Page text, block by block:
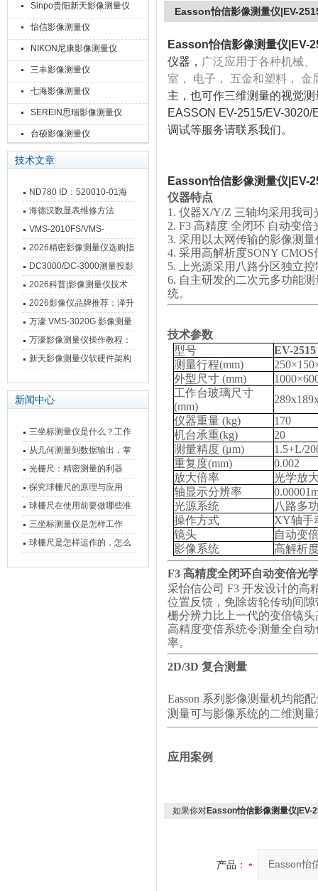
Sinpo贵阳新天影像测量仪
怡信影像测量仪
NIKON尼康影像测量仪
三丰影像测量仪
七海影像测量仪
SEREIN思瑞影像测量仪
台硕影像测量仪
技术文章
ND780 ID：520010-01海
德汉数显表故障维修内容
海德汉数显表维修方法
VMS-2010FS/VMS-
3020FS/VMS-4030FS手动
影像测量仪技术参数
2026精密影像测量仪选购指
南 靠谱品牌一站式选型推荐
DC3000/DC-3000测量投影
仪万濠数据处理器数显表故
障维修方法
2026科普|影像测量仪技术
原理、分类及选型应用
2026影像仪品牌推荐：泽升
影像测量仪选型指南
万濠 VMS-3020G 影像测量
仪技术规格与应用解析
万濠影像测量仪操作教程：
从开机到出报告，新手也能
新天影像测量仪软硬件架构
新闻中心
三坐标测量仪是什么？工作
原理、分类与核心功能一次
讲清
从几何测量到数据输出，掌
握万濠影像测量仪的六大核
心能力
光栅尺：精密测量的利器
探究球栅尺的原理与应用
球栅尺在使用前要做哪些准
备工作？
三坐标测量仪是怎样工作
的，功能有什么优势？
球栅尺是怎样运作的，怎么
Easson怡信影像测量仪|EV-
Easson怡信影像测量仪|EV-
仪器， 广泛应用于各种机械
室， 电子， 五金和塑料，
主，也可作三维测量的视觉
EASSON EV-2515/EV-
调试等服务请联系我们。
Easson怡信影像测量仪|EV-
仪器特点
1. 仪器X/Y/Z 三轴均采用我司
2. F3 高精度 全闭环 自动变倍
3. 采用以太网传输的影像测
4. 采用高解析度SONY CMOS
5.
上光源采用八路分区独立
6. 自主研发的二次元多功能
统。
技术参数
型号
EV-2515
测量行程(mm)
外型尺寸 (mm)
工作台玻璃尺寸
(mm)
仪器重量 (kg)
170
机台承重(kg)
20
测量精度 (μm)
1.5+L/
重复度(mm)
0.002
放大倍率
光学放
轴显示分辨率
0.00001
光源系统
八路多
操作方式
XY轴手
镜头
自动变
影像系统
高解析
F3 高精度全闭环自动变倍光
采怡信公司 F3 开发设计的高
位置反馈，免除齿轮传动间
栅分辨力比上一代的变倍镜头
高精度变倍系统令测量全自
率。
2D/3D 复合测量
Easson 系列影像测量机均能
测量可与影像系统的二维测
应用案例
如果你对Easson怡信影像测量仪|EV-
产品：